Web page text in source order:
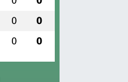
0 0
0 0